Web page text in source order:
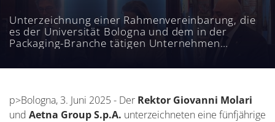
Unterzeichnung einer Rahmenvereinbarung, die
es der Universität Bologna und dem in der
Packaging-Branche tätigen Unternehmen
Projekte und Initiativen für die gesamte
p>Bologna, 3. Juni 2025 - Der Rektor Giovanni Molari
und Aetna Group S.p.A. unterzeichneten eine fünfjährige